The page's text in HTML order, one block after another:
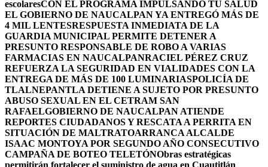
escolaresCON EL PROGRAMA IMPULSANDO TU SALUD
EL GOBIERNO DE NAUCALPAN YA ENTREGÓ MÁS DE
4 MIL LENTESRESPUESTA INMEDIATA DE LA
GUARDIA MUNICIPAL PERMITE DETENER A
PRESUNTO RESPONSABLE DE ROBO A VARIAS
FARMACIAS EN NAUCALPANRACIEL PÉREZ CRUZ
REFUERZA LA SEGURIDAD EN VIALIDADES CON LA
ENTREGA DE MÁS DE 100 LUMINARIASPOLICÍA DE
TLALNEPANTLA DETIENE A SUJETO POR PRESUNTO
ABUSO SEXUAL EN EL CETRAM SAN
RAFAELGOBIERNO DE NAUCALPAN ATIENDE
REPORTES CIUDADANOS Y RESCATA A PERRITA EN
SITUACIÓN DE MALTRATOARRANCA ALCALDE
ISAAC MONTOYA POR SEGUNDO AÑO CONSECUTIVO
CAMPAÑA DE BOTEO TELETÓNObras estratégicas
permitirán fortalecer el suministro de agua en Cuautitlán